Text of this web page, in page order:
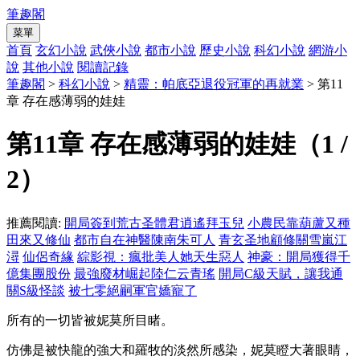
筆趣閣
菜單
首頁 玄幻小說 武俠小說 都市小說 歷史小說 科幻小說 網游小
說 其他小說 閱讀記錄
筆趣閣 > 科幻小說 > 精靈：帕底亞退役冠軍的再就業 > 第11
章 存在感薄弱的娃娃
第11章 存在感薄弱的娃娃（1 /
2）
推薦閱讀: 開局簽到荒古圣體君逍遙拜玉兒 小農民靠葫蘆又種
田來又修仙 都市自在神醫陳南朱可人 青玄圣地顧修關雪嵐江
潯 仙侶奇緣 綜影視：瘋批美人她天生惡人 神豪：開局獲得千
億集團股份 最強廢材崛起陸仁云青瑤 開局C級天賦，讓我通
關S級怪談 被七零絕嗣軍官嬌寵了
所有的一切皆被妮莫所目睹。
仿佛是被快龍的強大和羅牧的淡然所感染，妮莫瞪大著眼睛，